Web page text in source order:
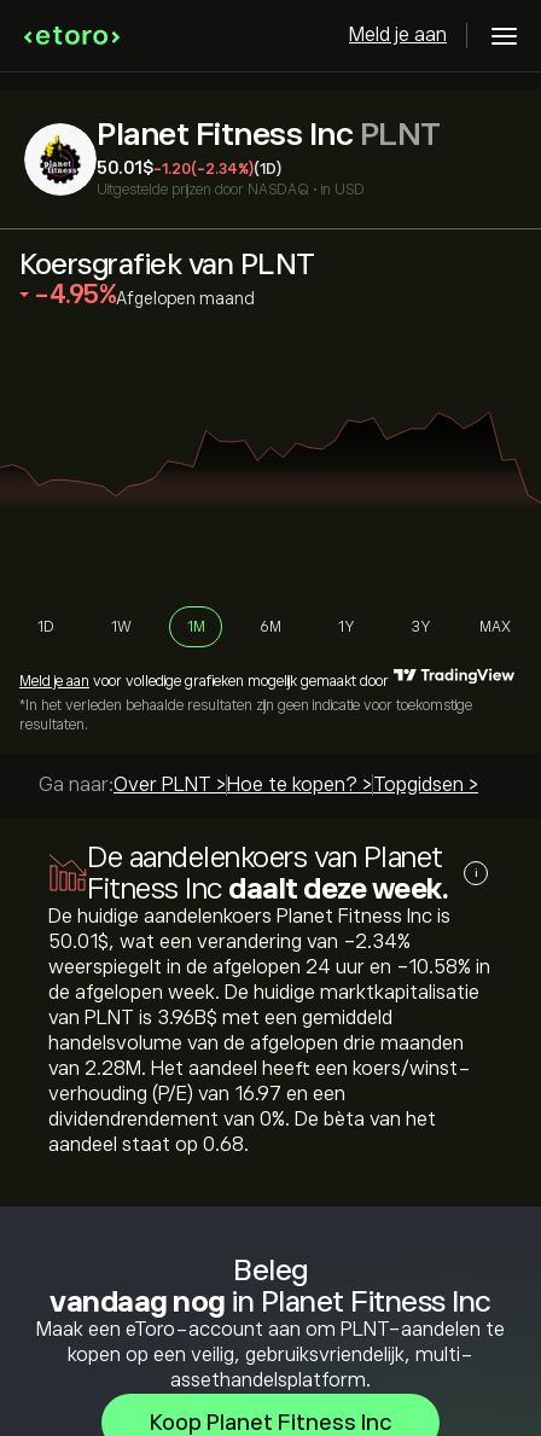
Meld je aan
Planet Fitness Inc PLNT
50.01‎$‎-1.20(-2.34%)(1D)
Uitgestelde prijzen door NASDAQ • in USD
Beleg
vandaag nog in Planet Fitness Inc
Maak een eToro-account aan om PLNT-aandelen te
kopen op een veilig, gebruiksvriendelijk, multi-
assethandelsplatform.
Koop Planet Fitness Inc
Koersgrafiek van PLNT
‎-4.95‎ Afgelopen maand
1D 1W 1M 6M 1Y 3Y MAX
Meld je aan voor volledige grafieken mogelijk gemaakt door
*In het verleden behaalde resultaten zijn geen indicatie voor toekomstige
resultaten.
Ga naar:Over PLNT > Hoe te kopen? >Topgidsen >
De aandelenkoers van Planet
Fitness Inc daalt deze week. i
De huidige aandelenkoers Planet Fitness Inc is
50.01‎$‎, wat een verandering van ‎-2.34‎%
weerspiegelt in de afgelopen 24 uur en ‎-10.58‎% in
de afgelopen week. De huidige marktkapitalisatie
van PLNT is 3.96B‎$‎ met een gemiddeld
handelsvolume van de afgelopen drie maanden
van 2.28M. Het aandeel heeft een koers/winst-
verhouding (P/E) van 16.97 en een
dividendrendement van 0%. De bèta van het
aandeel staat op 0.68.